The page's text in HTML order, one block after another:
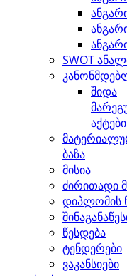
SWOT
შიდა
აქტები
ბაზა
მისია
ძირითადი
დიპლომის
წესდება
ტენდერები
ვაკანსიები